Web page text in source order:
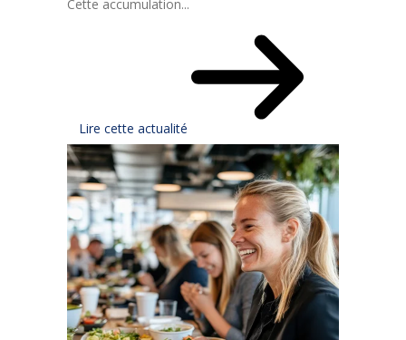
Cette accumulation...
Lire cette actualité